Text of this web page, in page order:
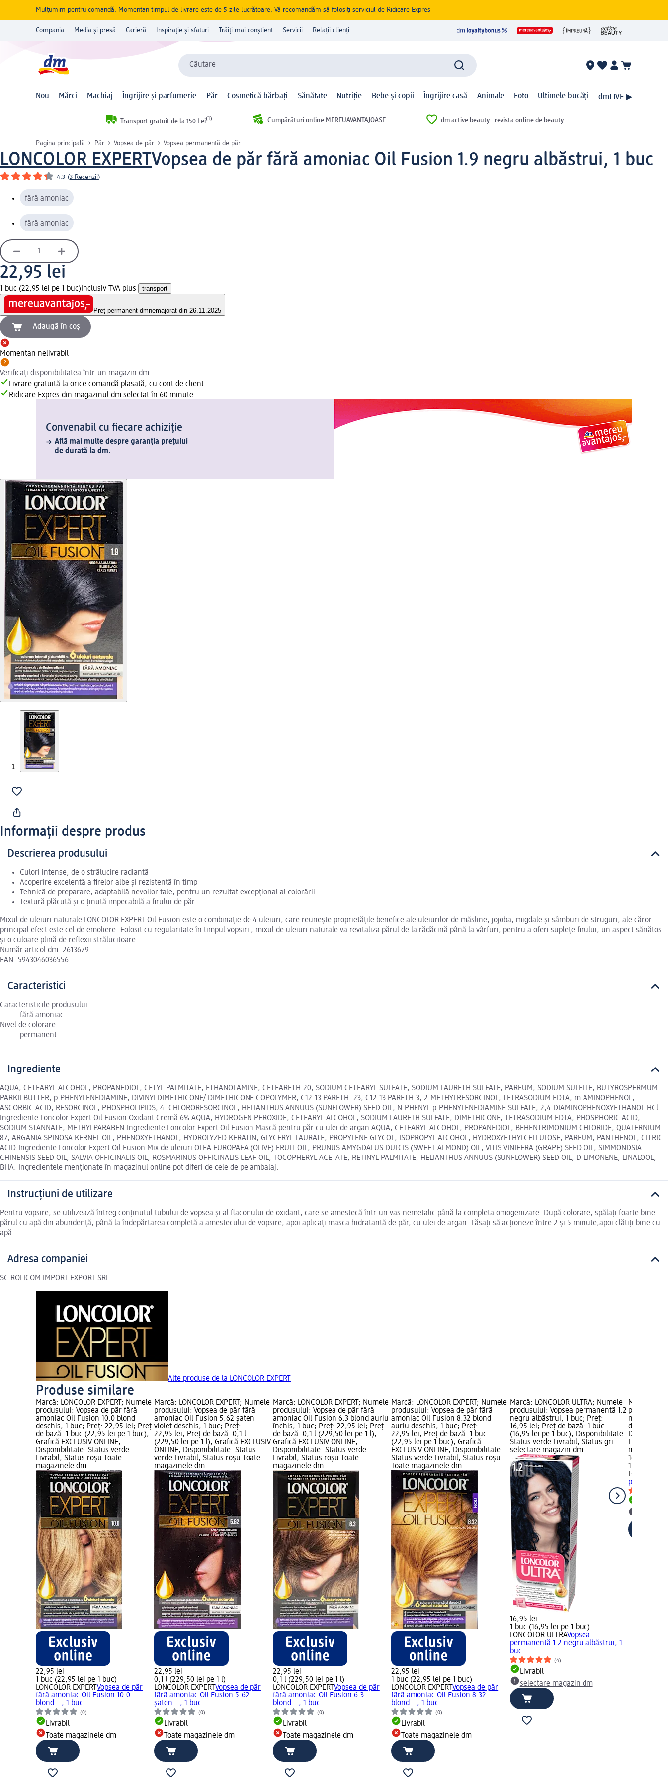
Mulțumim pentru comandă. Momentan timpul de livrare este de 5 zile lucrătoare. Vă recomandăm să folosiți serviciul de Ridicare Expres
Compania Media și presă Carieră Inspirație și sfaturi Trăiți mai conștient Servicii Relații clienți
Căutare
Nou Mărci Machiaj Îngrijire și parfumerie Păr Cosmetică bărbați Sănătate Nutriție Bebe și copii Îngrijire casă Animale Foto Ultimele bucăți dmLIVE ▶
Transport gratuit de la 150 Lei(1) Cumpărături online MEREUAVANTAJOASE dm active beauty - revista online de beauty
Pagina principală Păr Vopsea de păr Vopsea permanentă de păr
LONCOLOR EXPERTVopsea de păr fără amoniac Oil Fusion 1.9 negru albăstrui, 1 buc
4.3 (3 Recenzii)
fără amoniac
fără amoniac
22,95 lei
1 buc (22,95 lei pe 1 buc) Inclusiv TVA plus transport
Preț permanent dmnemajorat din 26.11.2025
Adaugă în coș
Momentan nelivrabil
Verificați disponibilitatea într-un magazin dm
Livrare gratuită la orice comandă plasată, cu cont de client
Ridicare Expres din magazinul dm selectat în 60 minute.
Convenabil cu fiecare achiziție
Află mai multe despre garanția prețului
de durată la dm.
Informații despre produs
Descrierea produsului
Culori intense, de o strălucire radiantă
Acoperire excelentă a firelor albe şi rezistenţă în timp
Tehnică de preparare, adaptabilă nevoilor tale, pentru un rezultat excepţional al colorării
Textură plăcută şi o ţinută impecabilă a firului de păr
Mixul de uleiuri naturale LONCOLOR EXPERT Oil Fusion este o combinație de 4 uleiuri, care reuneşte proprietăţile benefice ale uleiurilor de măsline, jojoba, migdale şi sâmburi de struguri, ale căror
principal efect este cel de emoliere. Folosit cu regularitate în timpul vopsirii, mixul de uleiuri naturale va revitaliza părul de la rădăcină până la vârfuri, pentru a oferi supleţe firului, un aspect sănătos
şi o culoare plină de reflexii strălucitoare.
Număr articol dm: 2613679
EAN: 5943046036556
Caracteristici
Caracteristicile produsului:
fără amoniac
Nivel de colorare:
permanent
Ingrediente
AQUA, CETEARYL ALCOHOL, PROPANEDIOL, CETYL PALMITATE, ETHANOLAMINE, CETEARETH-20, SODIUM CETEARYL SULFATE, SODIUM LAURETH SULFATE, PARFUM, SODIUM SULFITE, BUTYROSPERMUM
PARKII BUTTER, p-PHENYLENEDIAMINE, DIVINYLDIMETHICONE/ DIMETHICONE COPOLYMER, C12-13 PARETH- 23, C12-13 PARETH-3, 2-METHYLRESORCINOL, TETRASODIUM EDTA, m-AMINOPHENOL,
ASCORBIC ACID, RESORCINOL, PHOSPHOLIPIDS, 4- CHLORORESORCINOL, HELIANTHUS ANNUUS (SUNFLOWER) SEED OIL, N-PHENYL-p-PHENYLENEDIAMINE SULFATE, 2,4-DIAMINOPHENOXYETHANOL HCl
Ingrediente Loncolor Expert Oil Fusion Oxidant Cremă 6% AQUA, HYDROGEN PEROXIDE, CETEARYL ALCOHOL, SODIUM LAURETH SULFATE, DIMETHICONE, TETRASODIUM EDTA, PHOSPHORIC ACID,
SODIUM STANNATE, METHYLPARABEN.Ingrediente Loncolor Expert Oil Fusion Mască pentru păr cu ulei de argan AQUA, CETEARYL ALCOHOL, PROPANEDIOL, BEHENTRIMONIUM CHLORIDE, QUATERNIUM-
87, ARGANIA SPINOSA KERNEL OIL, PHENOXYETHANOL, HYDROLYZED KERATIN, GLYCERYL LAURATE, PROPYLENE GLYCOL, ISOPROPYL ALCOHOL, HYDROXYETHYLCELLULOSE, PARFUM, PANTHENOL, CITRIC
ACID.Ingrediente Loncolor Expert Oil Fusion Mix de uleiuri OLEA EUROPAEA (OLIVE) FRUIT OIL, PRUNUS AMYGDALUS DULCIS (SWEET ALMOND) OIL, VITIS VINIFERA (GRAPE) SEED OIL, SIMMONDSIA
CHINENSIS SEED OIL, SALVIA OFFICINALIS OIL, ROSMARINUS OFFICINALIS LEAF OIL, TOCOPHERYL ACETATE, RETINYL PALMITATE, HELIANTHUS ANNUUS (SUNFLOWER) SEED OIL, D-LIMONENE, LINALOOL,
BHA. Ingredientele menționate în magazinul online pot diferi de cele de pe ambalaj.
Instrucțiuni de utilizare
Pentru vopsire, se utilizează întreg conţinutul tubului de vopsea şi al flaconului de oxidant, care se amestecă într-un vas nemetalic până la completa omogenizare. După colorare, spălaţi foarte bine
părul cu apă din abundenţă, până la îndepărtarea completă a amestecului de vopsire, apoi aplicaţi masca hidratantă de păr, cu ulei de argan. Lăsaţi să acţioneze între 2 și 5 minute,apoi clătiţi bine cu
apă.
Adresa companiei
SC ROLICOM IMPORT EXPORT SRL
Alte produse de la LONCOLOR EXPERT
Produse similare
Marcă: LONCOLOR EXPERT; Numele
produsului: Vopsea de păr fără
amoniac Oil Fusion 10.0 blond
deschis, 1 buc; Preț: 22,95 lei; Preț
de bază: 1 buc (22,95 lei pe 1 buc);
Grafică EXCLUSIV ONLINE;
Disponibilitate: Status verde
Livrabil, Status roșu Toate
magazinele dm
22,95 lei
1 buc (22,95 lei pe 1 buc)
LONCOLOR EXPERT Vopsea de păr
fără amoniac Oil Fusion 10.0
blond..., 1 buc
(0)
Livrabil
Toate magazinele dm
Marcă: LONCOLOR EXPERT; Numele
produsului: Vopsea de păr fără
amoniac Oil Fusion 5.62 șaten
violet deschis, 1 buc; Preț:
22,95 lei; Preț de bază: 0,1 l
(229,50 lei pe 1 l); Grafică EXCLUSIV
ONLINE; Disponibilitate: Status
verde Livrabil, Status roșu Toate
magazinele dm
22,95 lei
0,1 l (229,50 lei pe 1 l)
LONCOLOR EXPERTVopsea de păr
fără amoniac Oil Fusion 5.62
șaten..., 1 buc
(0)
Livrabil
Toate magazinele dm
Marcă: LONCOLOR EXPERT; Numele
produsului: Vopsea de păr fără
amoniac Oil Fusion 6.3 blond auriu
închis, 1 buc; Preț: 22,95 lei; Preț
de bază: 0,1 l (229,50 lei pe 1 l);
Grafică EXCLUSIV ONLINE;
Disponibilitate: Status verde
Livrabil, Status roșu Toate
magazinele dm
22,95 lei
0,1 l (229,50 lei pe 1 l)
LONCOLOR EXPERT Vopsea de păr
fără amoniac Oil Fusion 6.3
blond..., 1 buc
(0)
Livrabil
Toate magazinele dm
Marcă: LONCOLOR EXPERT; Numele
produsului: Vopsea de păr fără
amoniac Oil Fusion 8.32 blond
auriu deschis, 1 buc; Preț:
22,95 lei; Preț de bază: 1 buc
(22,95 lei pe 1 buc); Grafică
EXCLUSIV ONLINE; Disponibilitate:
Status verde Livrabil, Status roșu
Toate magazinele dm
22,95 lei
1 buc (22,95 lei pe 1 buc)
LONCOLOR EXPERTVopsea de păr
fără amoniac Oil Fusion 8.32
blond..., 1 buc
(0)
Livrabil
Toate magazinele dm
Marcă: LONCOLOR ULTRA; Numele
produsului: Vopsea permanentă 1.2
negru albăstrui, 1 buc; Preț:
16,95 lei; Preț de bază: 1 buc
(16,95 lei pe 1 buc); Disponibilitate:
Status verde Livrabil, Status gri
selectare magazin dm
16,95 lei
1 buc (16,95 lei pe 1 buc)
LONCOLOR ULTRAVopsea
permanentă 1.2 negru albăstrui, 1
buc
(4)
Livrabil
selectare magazin dm
Marcă:
produsului:
negru, 1
de bază: 1
Livrabil,
magazin
16,95 lei
1 buc
LONCOLOR